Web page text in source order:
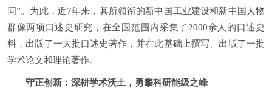
问”。为此，近7年来，其所领衔的新中国工业建设和新中国人物
群像两项口述史研究，在全国范围内采集了2000余人的口述史
料，出版了一大批口述史著作，并在此基础上撰写、出版了一批
学术论文和理论著作。
守正创新：深耕学术沃土，勇攀科研能级之峰